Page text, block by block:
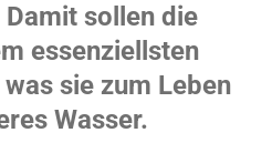
sollen die
essenziellsten
sie zum Leben
Wasser.